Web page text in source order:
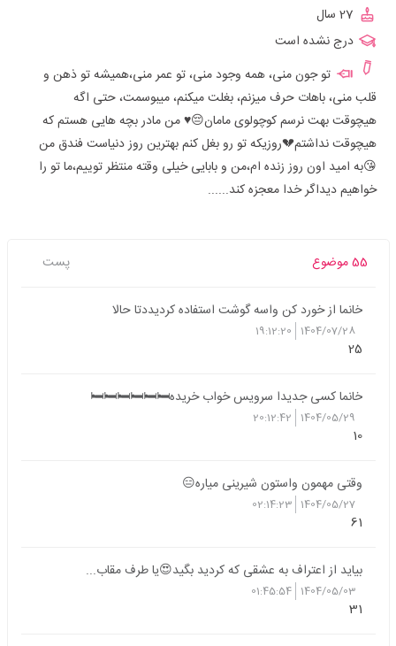
27 سال
درج نشده است
تو جون منی، همه وجود منی، تو عمر منی،همیشه تو ذهن و
قلب منی، باهات حرف میزنم، بغلت میکنم، میبوسمت، حتی اگه
هیچوقت بهت نرسم کوچولوی مامان😔♥ من مادر بچه هایی هستم که
هیچوقت نداشتم💔روزیکه تو رو بغل کنم بهترین روز دنیاست فندق من
😘به امید اون روز زنده ام،من و بابایی خیلی وقته منتظر توییم،ما تو را
خواهیم دیداگر خدا معجزه کند......
55 موضوع پست
خانما از خورد کن واسه گوشت استفاده کردیددتا حالا
1404/07/28
19:12:20
25
خانما کسی جدیدا سرویس خواب خریده🛏🛏🛏🛏🛏🛏
1404/05/29
20:12:42
10
وقتی مهمون واستون شیرینی میاره😑
1404/05/27
02:14:23
61
بیاید از اعتراف به عشقی که کردید بگید😍یا طرف مقاب...
1404/05/03
01:45:54
31